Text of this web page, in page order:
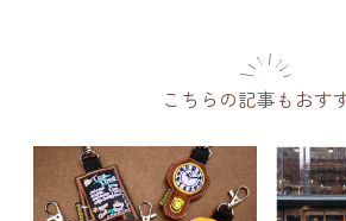
こちらの記事もおす